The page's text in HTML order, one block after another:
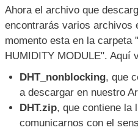
aquí, donde encontrarás el
librería para poner a trabajar
Elegoo 37-in-1 Sensor Kit
el archivo comprimido.